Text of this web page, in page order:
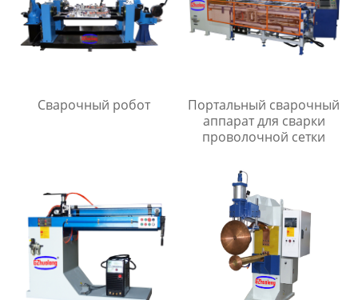
Сварочный робот
Портальный сварочный
аппарат для сварки
проволочной сетки